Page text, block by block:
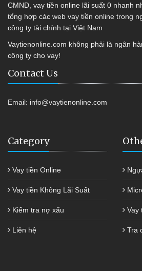
CMND, vay tiền online lãi suất 0 nhanh
tổng hợp các web vay tiền online trong
công ty tài chính tại Việt Nam
Vaytienonline.com không phải là ngân
công ty cho vay!
Contact Us
Email: info@vaytienonline.com
Category
Vay tiền Online
Vay tiền Không Lãi Suất
Kiểm tra nợ xấu
Liên hệ
Vay
Tra